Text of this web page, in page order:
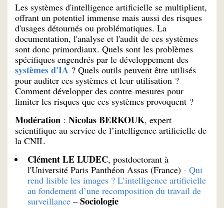
Les systèmes d'intelligence artificielle se multiplient,
offrant un potentiel immense mais aussi des risques
d'usages détournés ou problématiques. La
documentation, l'analyse et l'audit de ces systèmes
sont donc primordiaux. Quels sont les problèmes
spécifiques engendrés par le développement des
systèmes d'IA ? Quels outils peuvent être utilisés
pour auditer ces systèmes et leur utilisation ?
Comment développer des contre-mesures pour
limiter les risques que ces systèmes provoquent ?
Modération : Nicolas BERKOUK, expert
scientifique au service de l’intelligence artificielle de
la CNIL
Clément LE LUDEC, postdoctorant à
l'Université Paris Panthéon Assas (France) - Qui
rend lisible les images ? L’intelligence artificielle
au fondement d’une recomposition du travail de
surveillance – Sociologie